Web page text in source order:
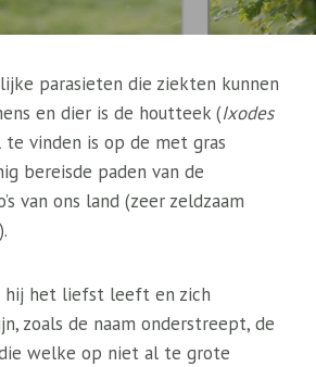
parasieten die ziekten kunnen
en dier is de houtteek (Ixodes
te vinden is op de met gras
bereisde paden van de
van ons land (zeer zeldzaam
hij het liefst leeft en zich
zoals de naam onderstreept, de
die welke op niet al te grote